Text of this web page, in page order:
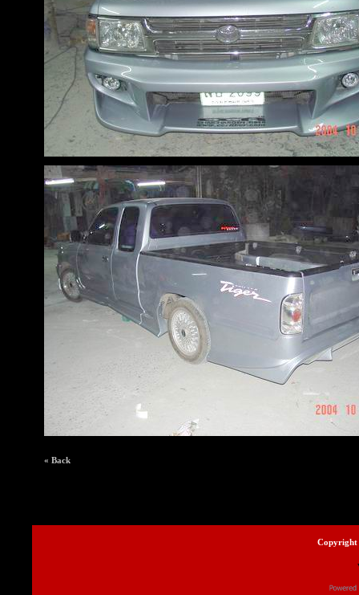
« Back
Copyright